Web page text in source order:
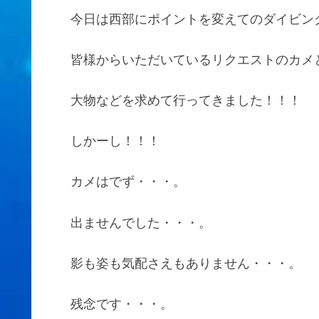
今日は西部にポイントを変えてのダイビン
皆様からいただいているリクエストのカメ
大物などを求めて行ってきました！！！
しかーし！！！
カメはでず・・・。
出ませんでした・・・。
影も姿も気配さえもありません・・・。
残念です・・・。